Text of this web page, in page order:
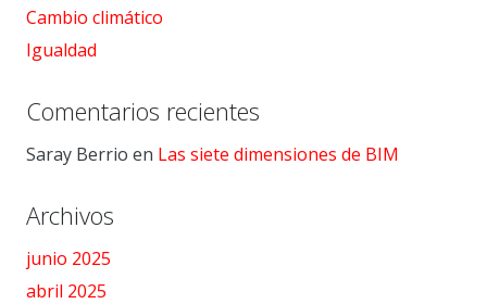
Cambio climático
Igualdad
Comentarios recientes
Saray Berrio en Las siete dimensiones de BIM
Archivos
junio 2025
abril 2025